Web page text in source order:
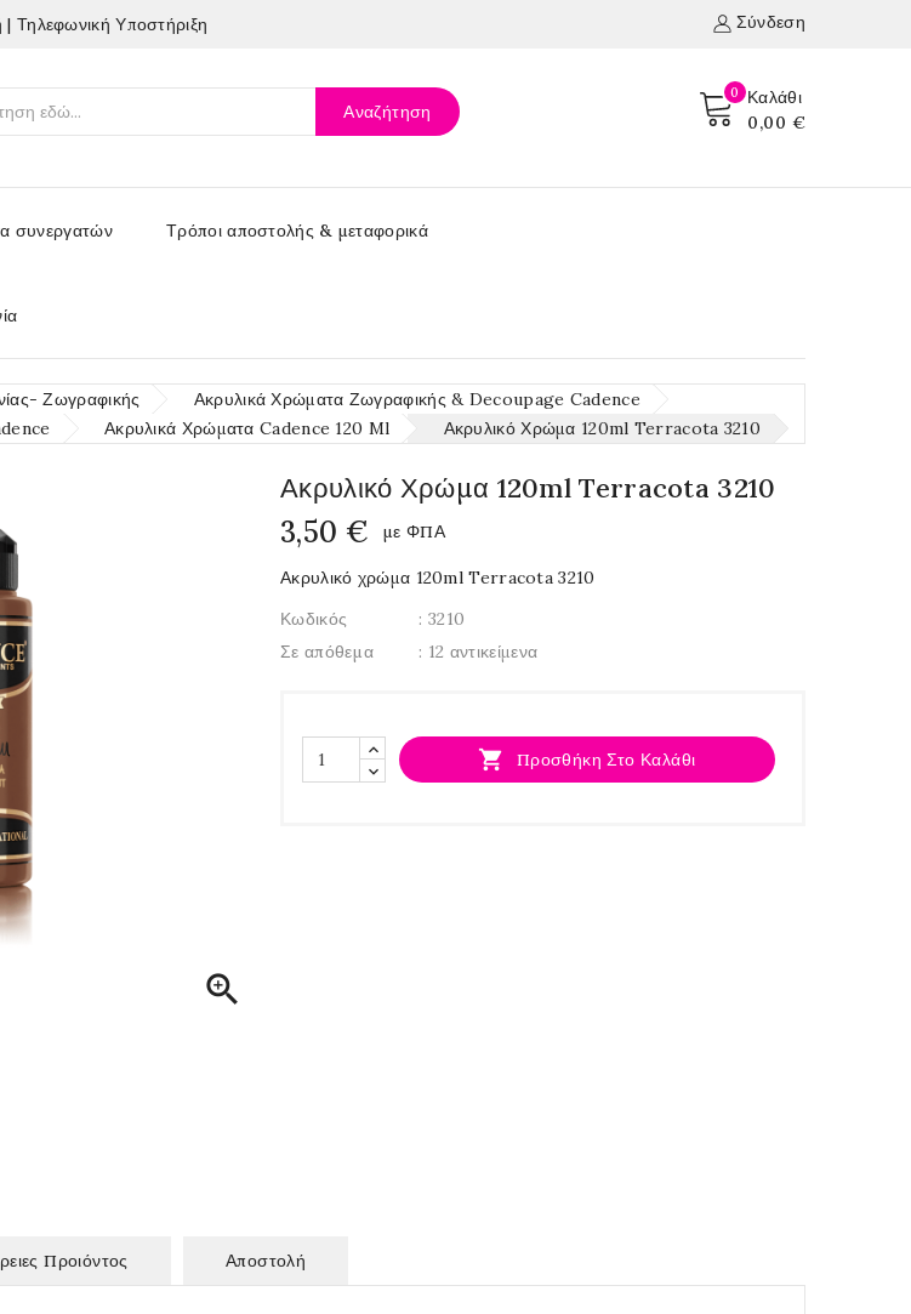
Υποστήριξη Σύνδεση
0
Καλάθι
0,00 €
Αναζήτηση
συνεργατών Τρόποι αποστολής & μεταφορικά
Ζωγραφικής
Ακρυλικά Χρώματα Ζωγραφικής & Decoupage Cadence
Ακρυλικά Χρώματα Cadence 120 Ml Ακρυλικό Χρώμα 120ml Terracota 3210

Ακρυλικό Χρώμα 120ml Terracota 3210
3,50 € με ΦΠΑ
Ακρυλικό χρώμα 120ml Terracota 3210
Κωδικός
: 3210
Σε απόθεμα
: 12 αντικείμενα
 Προσθήκη Στο Καλάθι
Προιόντος Αποστολή